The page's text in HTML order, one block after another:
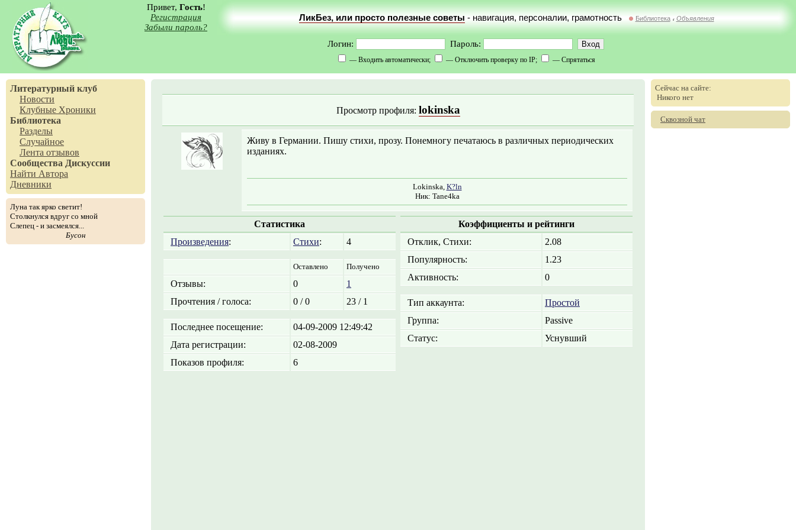
Привет, Гость!
Регистрация
Забыли пароль?
ЛикБез, или просто полезные советы - навигация, персоналии, грамотность Библиотека // Объявления
Логин: Пароль:
— Входить автоматически; — Отключить проверку по IP; — Спрятаться
Литературный клуб
Новости
Клубные Хроники
Библиотека
Разделы
Случайное
Лента отзывов
Сообщества Дискуссии
Найти Автора
Дневники
Луна так ярко светит!
Столкнулся вдруг со мной
Слепец - и засмеялся...
Бусон
Просмотр профиля: lokinska
Живу в Германии. Пишу стихи, прозу. Понемногу печатаюсь в различных периодических
изданиях.
Lokinska, K?ln
Ник: Tane4ka
Статистика
Произведения: Стихи: 4
Оставлено Получено
Отзывы: 0
1
Прочтения / голоса:
0 / 0 23 / 1
Последнее посещение:
04-09-2009 12:49:42
Дата регистрации:
02-08-2009
Показов профиля:
6
Коэффициенты и рейтинги
Отклик, Стихи:
2.08
Популярность:
1.23
Активность:
0
Тип аккаунта:
Простой
Группа:
Passive
Статус:
Уснувший
Сейчас на сайте:
Никого нет
Сквозной чат